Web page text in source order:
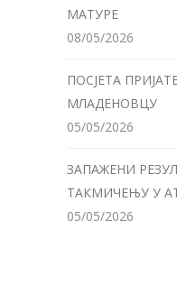
МАТУРЕ
08/05/2026
ПОСЈЕТА
МЛАДЕНОВЦУ
05/05/2026
ЗАПАЖЕНИ
ТАКМИЧЕЊУ У
05/05/2026